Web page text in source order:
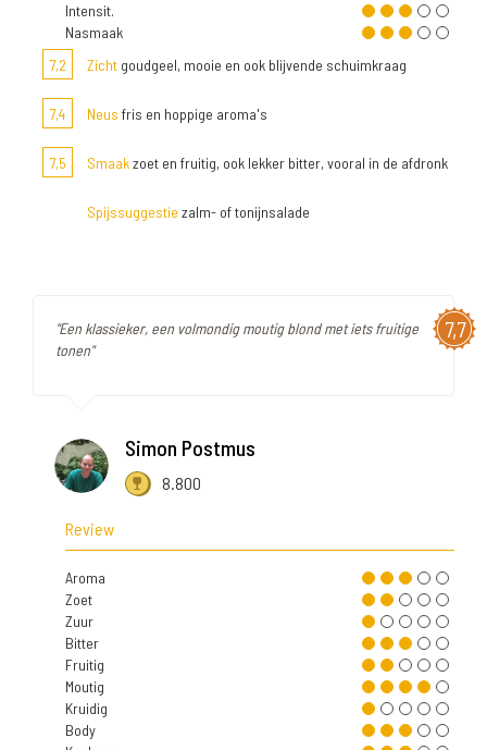
Intensit.
Nasmaak
7,2
Zicht goudgeel, mooie en ook blijvende schuimkraag
7,4 Neus fris en hoppige aroma's
7,5 Smaakzoet en fruitig, ook lekker bitter, vooral in de afdronk
Spijssuggestie zalm- of tonijnsalade
7,7
"Een klassieker, een volmondig moutig blond met iets fruitige
tonen"
Simon Postmus
8.800
Review
Aroma
Zoet
Zuur
Bitter
Fruitig
Moutig
Kruidig
Body